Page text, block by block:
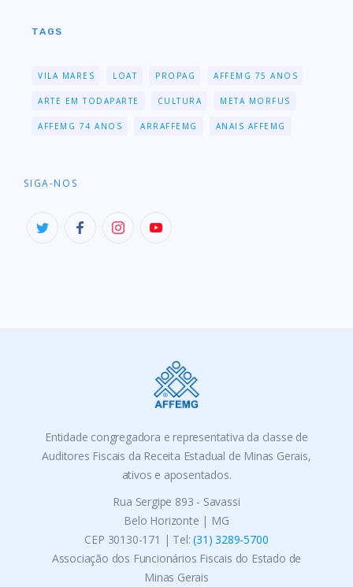
TAGS
VILA MARES LOAT PROPAG AFFEMG 75 ANOS
ARTE EM TODAPARTE CULTURA META MORFUS
AFFEMG 74 ANOS ARRAFFEMG ANAIS AFFEMG
SIGA-NOS
Entidade congregadora e representativa da classe de
Auditores Fiscais da Receita Estadual de Minas Gerais,
ativos e aposentados.
Rua Sergipe 893 - Savassi
Belo Horizonte | MG
CEP 30130-171 | Tel:(31) 3289-5700
Associação dos Funcionários Fiscais do Estado de
Minas Gerais